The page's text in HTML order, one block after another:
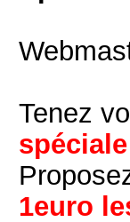
Tenez
1euro